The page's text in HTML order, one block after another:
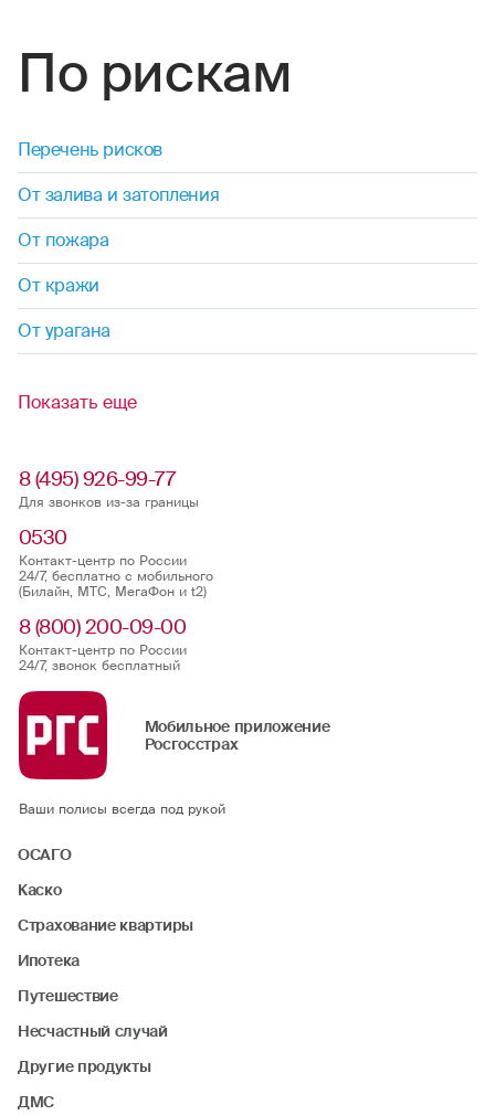
По рискам
Перечень рисков
От залива и затопления
От пожара
От кражи
От урагана
Показать еще
8 (495) 926-99-77
Для звонков из-за границы
0530
Контакт-центр по России
24/7, бесплатно с мобильного
(Билайн, МТС, МегаФон и t2)
8 (800) 200-09-00
Контакт-центр по России
24/7, звонок бесплатный
Мобильное приложение
Росгосстрах
Ваши полисы всегда под рукой
ОСАГО
Каско
Страхование квартиры
Ипотека
Путешествие
Несчастный случай
Другие продукты
ДМС